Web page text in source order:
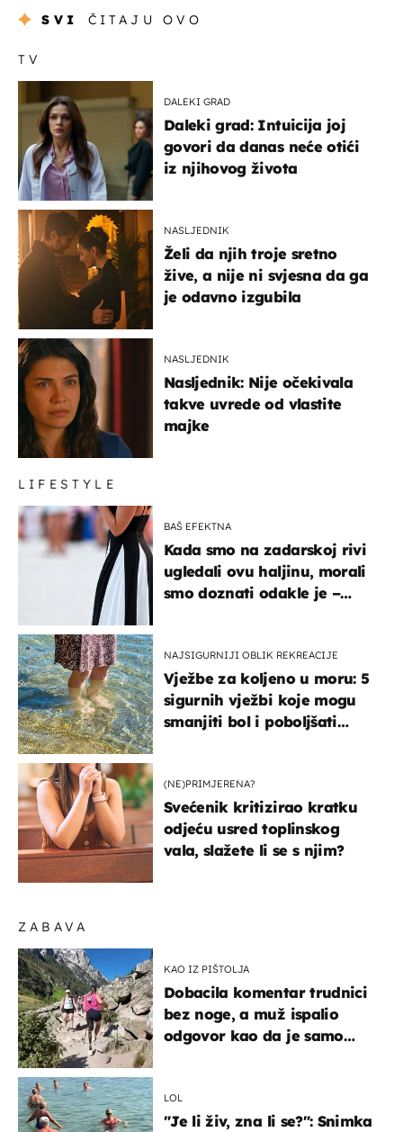
SVI ČITAJU OVO
ZABAVA
KAO IZ PIŠTOLJA
Dobacila komentar trudnici
bez noge, a muž ispalio
odgovor kao da je samo
LOL
"Je li živ, zna li se?": Snimka
TV
DALEKI GRAD
Daleki grad: Intuicija joj
govori da danas neće otići
iz njihovog života
NASLJEDNIK
Želi da njih troje sretno
žive, a nije ni svjesna da ga
je odavno izgubila
NASLJEDNIK
Nasljednik: Nije očekivala
takve uvrede od vlastite
majke
LIFESTYLE
BAŠ EFEKTNA
Kada smo na zadarskoj rivi
ugledali ovu haljinu, morali
smo doznati odakle je –
NAJSIGURNIJI OBLIK REKREACIJE
Vježbe za koljeno u moru: 5
sigurnih vježbi koje mogu
smanjiti bol i poboljšati
(NE)PRIMJERENA?
Svećenik kritizirao kratku
odjeću usred toplinskog
vala, slažete li se s njim?